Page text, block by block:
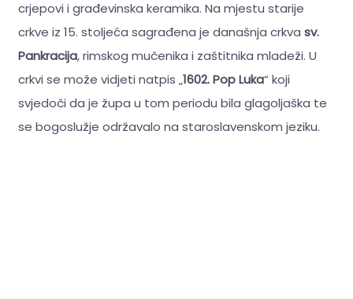
crjepovi i građevinska keramika. Na mjestu starije
crkve iz 15. stoljeća sagrađena je današnja crkva sv.
Pankracija, rimskog mučenika i zaštitnika mladeži. U
crkvi se može vidjeti natpis „1602. Pop Luka“ koji
svjedoči da je župa u tom periodu bila glagoljaška te
se bogoslužje održavalo na staroslavenskom jeziku.